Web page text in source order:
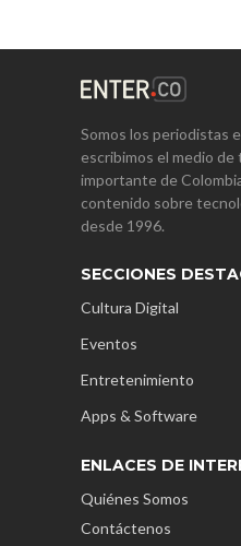
Somos los periodistas
escribimos el medio de
importante de
contenido sobre
desde 1996.
SECCIONES
Cultura Digital
Eventos
Entretenimiento
Apps & Software
ENLACES DE
Quiénes Somos
Contáctenos